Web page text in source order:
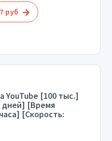
руб
YouTube [100 тыс.]
дней] [Время
[Скорость: